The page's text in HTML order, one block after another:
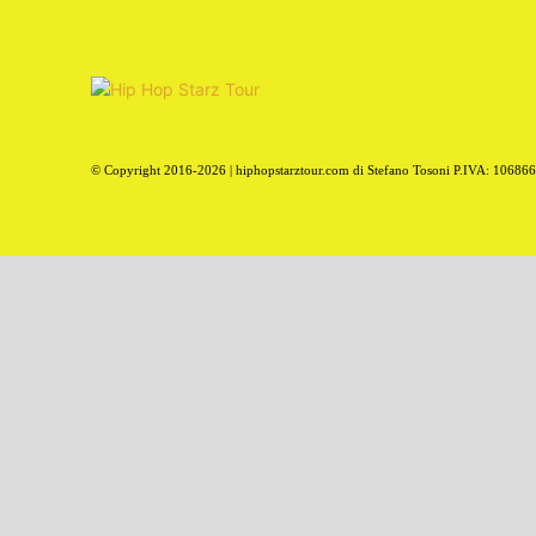
© Copyright 2016-2026 | hiphopstarztour.com di Stefano Tosoni P.IVA: